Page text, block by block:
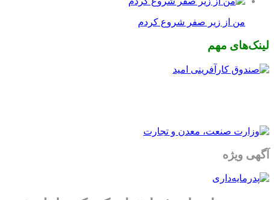
من از زیر صفر شروع کردم
لینک‌های مهم
آگهی ویژه